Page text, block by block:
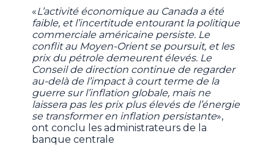
«L’activité économique au Canada a été
faible, et l’incertitude entourant la politique
commerciale américaine persiste. Le
conflit au Moyen-Orient se poursuit, et les
prix du pétrole demeurent élevés. Le
Conseil de direction continue de regarder
au-delà de l’impact à court terme de la
guerre sur l’inflation globale, mais ne
laissera pas les prix plus élevés de l’énergie
se transformer en inflation persistante»,
ont conclu les administrateurs de la
banque centrale